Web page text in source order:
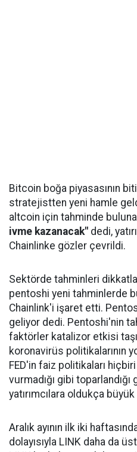
Bitcoin boğa piyasasının
stratejistten yeni hamle
altcoin için tahminde
ivme kazanacak" dedi,
Chainlinke gözler çevrildi.
Sektörde tahminleri
pentoshi yeni tahminlerde
Chainlink'i işaret etti.
geliyor dedi. Pentoshi'nin
faktörler katalizor etkisi
koronavirüs politikalarının
FED'in faiz politikaları
vurmadığı gibi
yatırımcılara oldukça büyük
Aralık ayının ilk iki
dolayısıyla LINK daha da